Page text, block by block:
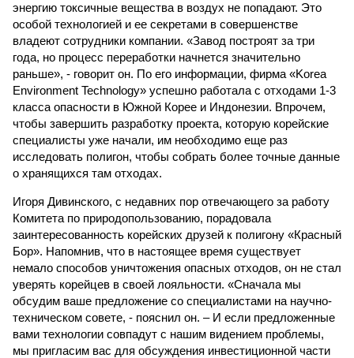
энергию токсичные вещества в воздух не попадают. Это
особой технологией и ее секретами в совершенстве
владеют сотрудники компании. «Завод построят за три
года, но процесс переработки начнется значительно
раньше», - говорит он. По его информации, фирма «Korea
Environment Technology» успешно работала с отходами 1-3
класса опасности в Южной Корее и Индонезии. Впрочем,
чтобы завершить разработку проекта, которую корейские
специалисты уже начали, им необходимо еще раз
исследовать полигон, чтобы собрать более точные данные
о хранящихся там отходах.
Игоря Дивинского, с недавних пор отвечающего за работу
Комитета по природопользованию, порадовала
заинтересованность корейских друзей к полигону «Красный
Бор». Напомнив, что в настоящее время существует
немало способов уничтожения опасных отходов, он не стал
уверять корейцев в своей лояльности. «Сначала мы
обсудим ваше предложение со специалистами на научно-
техническом совете, - пояснил он. – И если предложенные
вами технологии совпадут с нашим видением проблемы,
мы пригласим вас для обсуждения инвестиционной части